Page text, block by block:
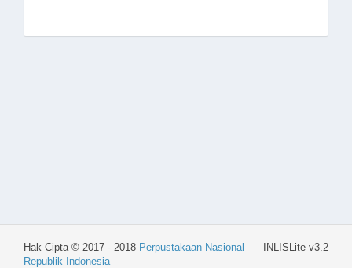
INLISLite v3.2
Hak Cipta © 2017 - 2018 Perpustakaan Nasional
Republik Indonesia